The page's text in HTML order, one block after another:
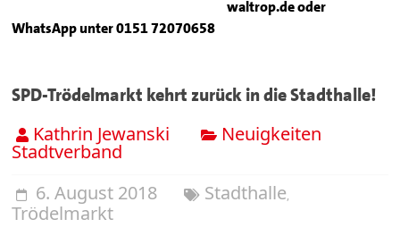
waltrop.de oder
WhatsApp unter 0151 72070658
SPD-Trödelmarkt kehrt zurück in die Stadthalle!
Kathrin Jewanski Neuigkeiten
Stadtverband
6. August 2018
Stadthalle,
Trödelmarkt